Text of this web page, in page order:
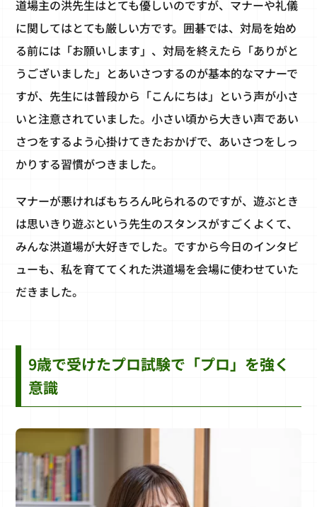
道場主の洪先生はとても優しいのですが、マナーや礼儀
に関してはとても厳しい方です。囲碁では、対局を始め
る前には「お願いします」、対局を終えたら「ありがと
うございました」とあいさつするのが基本的なマナーで
すが、先生には普段から「こんにちは」という声が小さ
いと注意されていました。小さい頃から大きい声であい
さつをするよう心掛けてきたおかげで、あいさつをしっ
かりする習慣がつきました。
マナーが悪ければもちろん叱られるのですが、遊ぶとき
は思いきり遊ぶという先生のスタンスがすごくよくて、
みんな洪道場が大好きでした。ですから今日のインタビ
ューも、私を育ててくれた洪道場を会場に使わせていた
だきました。
9歳で受けたプロ試験で「プロ」を強く
意識